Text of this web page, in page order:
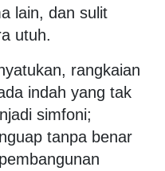
lain, dan sulit
utuh.
rangkaian
indah yang tak
simfoni;
tanpa benar